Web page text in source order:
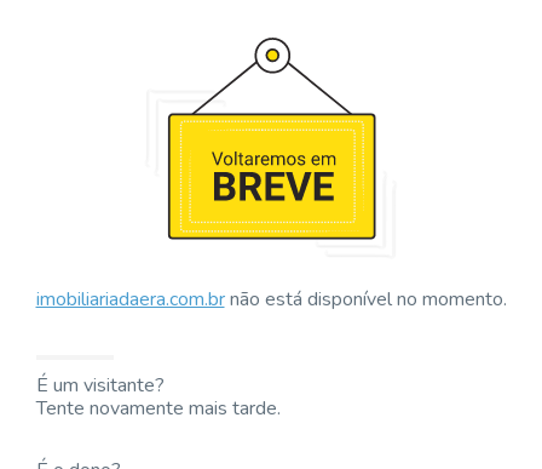
imobiliariadaera.com.brnão está disponível no momento.
É um visitante?
Tente novamente mais tarde.